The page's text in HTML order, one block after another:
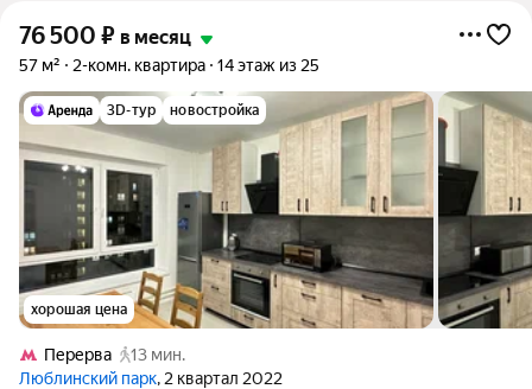
76 500 ₽ в месяц
57 м² 2-комн. квартира 14 этаж из 25
3D-тур новостройка
хорошая цена
Перерва
13 мин.
Люблинский парк, 2 квартал 2022